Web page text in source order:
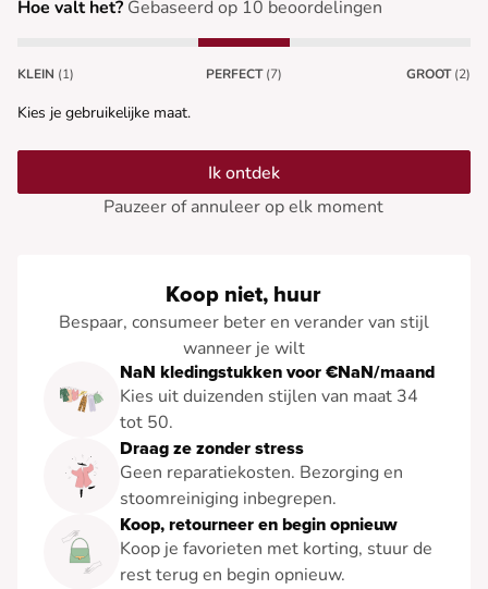
Hoe valt het? Gebaseerd op 10 beoordelingen
KLEIN (1) PERFECT (7) GROOT (2)
Kies je gebruikelijke maat.
Ik ontdek
Pauzeer of annuleer op elk moment
Koop niet, huur
Bespaar, consumeer beter en verander van stijl
wanneer je wilt
NaN kledingstukken voor €NaN/maand
Kies uit duizenden stijlen van maat 34
tot 50.
Draag ze zonder stress
Geen reparatiekosten. Bezorging en
stoomreiniging inbegrepen.
Koop, retourneer en begin opnieuw
Koop je favorieten met korting, stuur de
rest terug en begin opnieuw.